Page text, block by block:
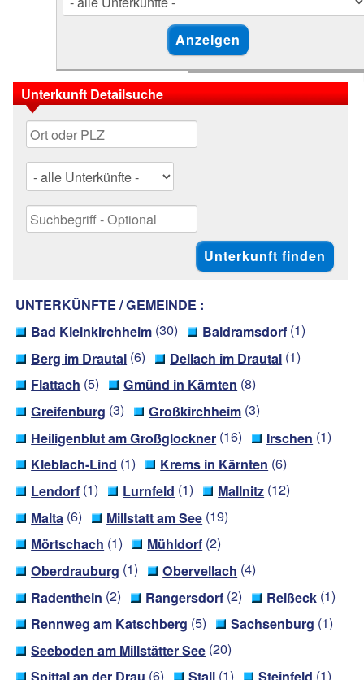
Unterkunft Detailsuche
UNTERKÜNFTE / GEMEINDE :
Bad Kleinkirchheim (30) Baldramsdorf (1)
Berg im Drautal (6) Dellach im Drautal (1)
Flattach (5) Gmünd in Kärnten (8)
Greifenburg (3) Großkirchheim (3)
Heiligenblut am Großglockner (16) Irschen (1)
Kleblach-Lind (1) Krems in Kärnten (6)
Lendorf (1) Lurnfeld (1) Mallnitz (12)
Malta (6) Millstatt am See (19)
Mörtschach (1) Mühldorf (2)
Oberdrauburg (1) Obervellach (4)
Radenthein (2) Rangersdorf (2) Reißeck (1)
Rennweg am Katschberg (5) Sachsenburg (1)
Seeboden am Millstätter See (20)
(6) (1) (1)